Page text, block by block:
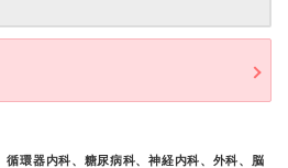
循環器内科、糖尿病科、神経内科、外科、脳